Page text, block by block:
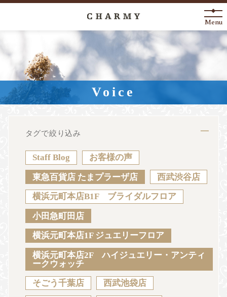
New Arrival
About
Engagement Ring
Anniversary
News Blog
Sustainability Voice Catalog
JA EN CH KO
Menu
Voice
タグで絞り込み
Staff Blog お客様の声
東急百貨店 たまプラーザ店 西武渋谷店
横浜元町本店B1F ブライダルフロア
小田急町田店
横浜元町本店1F ジュエリーフロア
横浜元町本店2F ハイジュエリー・アンティ
ークウォッチ
そごう千葉店 西武池袋店